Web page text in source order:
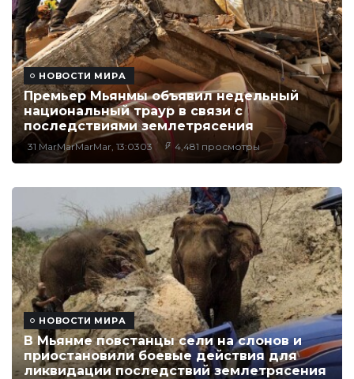
НОВОСТИ МИРА
Премьер Мьянмы объявил недельный
национальный траур в связи с
последствиями землетрясения
31 MarMarMarMar, 13:0303 4,481 просмотры
НОВОСТИ МИРА
В Мьянме повстанцы сели на слонов и
приостановили боевые действия для
ликвидации последствий землетрясения